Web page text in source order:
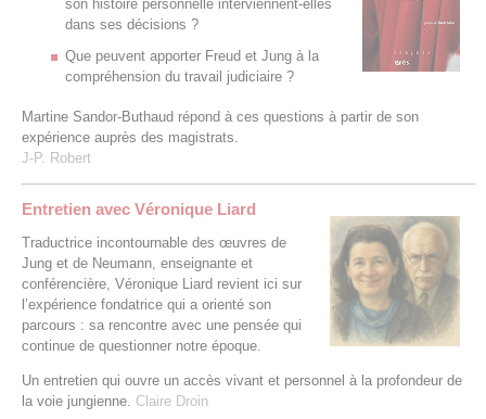
son histoire personnelle interviennent-elles
dans ses décisions ?
Que peuvent apporter Freud et Jung à la
compréhension du travail judiciaire ?
Martine Sandor-Buthaud répond à ces questions à partir de son
expérience auprès des magistrats.
J-P. Robert
Entretien avec Véronique Liard
Traductrice incontournable des œuvres de
Jung et de Neumann, enseignante et
conférencière, Véronique Liard revient ici sur
l’expérience fondatrice qui a orienté son
parcours : sa rencontre avec une pensée qui
continue de questionner notre époque.
Un entretien qui ouvre un accès vivant et personnel à la profondeur de
la voie jungienne. Claire Droin